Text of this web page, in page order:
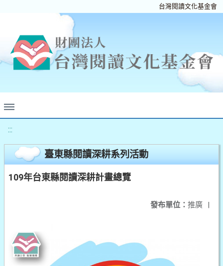
台灣閱讀文化基金會
:::
臺東縣閱讀深耕系列活動
109年台東縣閱讀深耕計畫總覽
發布單位： 推廣 |